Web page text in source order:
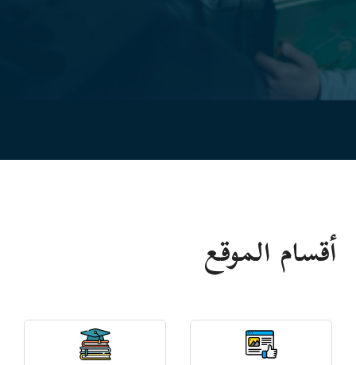
أقسام الموقع